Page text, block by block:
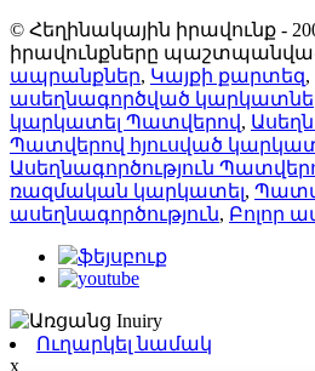
© Հեղինակային իրավունք -
իրավունքները
ապրանքներ, Կայքի քարտեզ,
ասեղնագործված
կարկատել Պատվերով,
Պատվերով հյուսված
Ասեղնագործություն
ռազմական կարկատել,
ասեղնագործություն, Բոլոր
Ուղարկել նամակ
x